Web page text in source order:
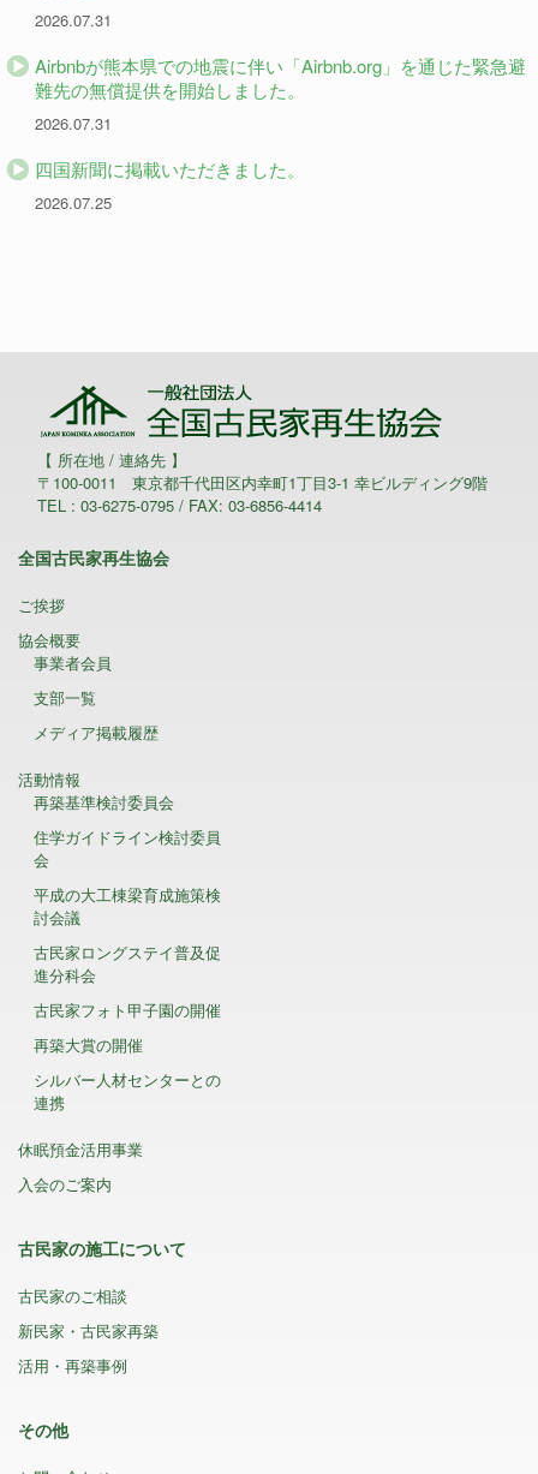
2026.07.31
Airbnbが熊本県での地震に伴い「Airbnb.org」を通じた緊急避
難先の無償提供を開始しました。
2026.07.31
四国新聞に掲載いただきました。
2026.07.25
【 所在地 / 連絡先 】
〒100-0011 東京都千代田区内幸町1丁目3-1 幸ビルディング9階
TEL : 03-6275-0795 / FAX: 03-6856-4414
全国古民家再生協会
ご挨拶
協会概要
事業者会員
支部一覧
メディア掲載履歴
活動情報
再築基準検討委員会
住学ガイドライン検討委員
会
平成の大工棟梁育成施策検
討会議
古民家ロングステイ普及促
進分科会
古民家フォト甲子園の開催
再築大賞の開催
シルバー人材センターとの
連携
休眠預金活用事業
入会のご案内
古民家の施工について
古民家のご相談
新民家・古民家再築
活用・再築事例
その他